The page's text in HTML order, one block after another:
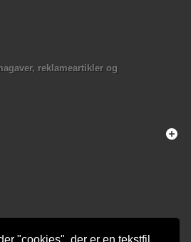
"cookies", der er en tekstfil,
reklameartikler og